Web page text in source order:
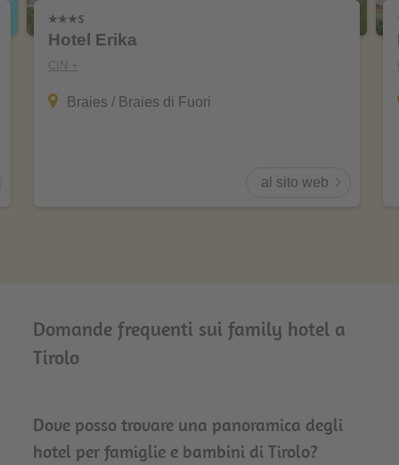
Hotel Erika
CIN +
Braies / Braies di Fuori
al sito web
Domande frequenti sui family hotel a
Tirolo
Dove posso trovare una panoramica degli
hotel per famiglie e bambini di Tirolo?